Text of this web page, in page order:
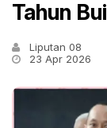
Tahun Bui
Liputan 08
23 Apr 2026